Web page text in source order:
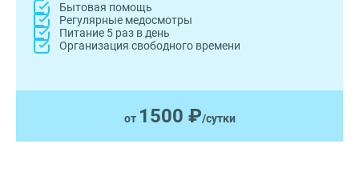
Бытовая помощь
Регулярные медосмотры
Питание 5 раз в день
Организация свободного времени
от 1500 ₽/сутки